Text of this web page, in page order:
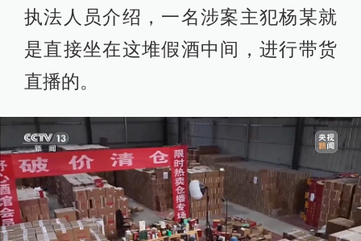
执法人员介绍，一名涉案主犯杨某就
是直接坐在这堆假酒中间，进行带货
直播的。